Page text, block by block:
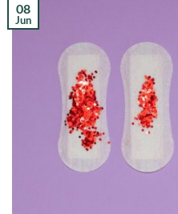
08
Jun